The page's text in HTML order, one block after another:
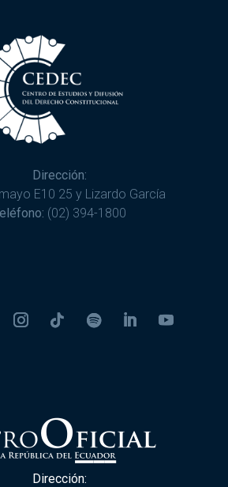
Dirección:
E10 25 y Lizardo García
(02) 394-1800
Dirección: